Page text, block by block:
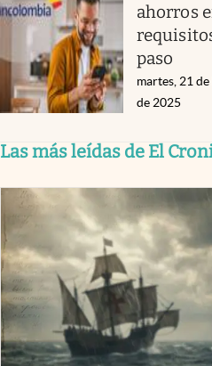
ahorros
paso
martes, 21
de 2025
Las más leídas de El